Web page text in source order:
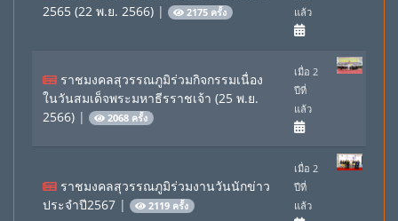
2565 (22 พ.ย. 2566) | 2175 ครั้ง
แล้ว
ราชมงคลสุวรรณภูมิร่วมกิจกรรมเนื่อง
ในวันสมเด็จพระมหาธีรราชเจ้า (25 พ.ย.
2566) | 2068 ครั้ง
เมื่อ 2
ปีที่
แล้ว
ราชมงคลสุวรรณภูมิร่วมงานวันนักข่าว
ประจำปี2567 | 2119 ครั้ง
เมื่อ 2
ปีที่
แล้ว